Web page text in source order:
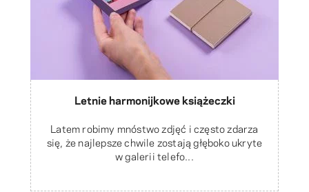
Letnie harmonijkowe książeczki
Latem robimy mnóstwo zdjęć i często zdarza
się, że najlepsze chwile zostają głęboko ukryte
w galerii telefo...